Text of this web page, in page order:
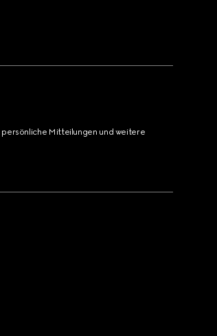
Mitteilungen und weitere